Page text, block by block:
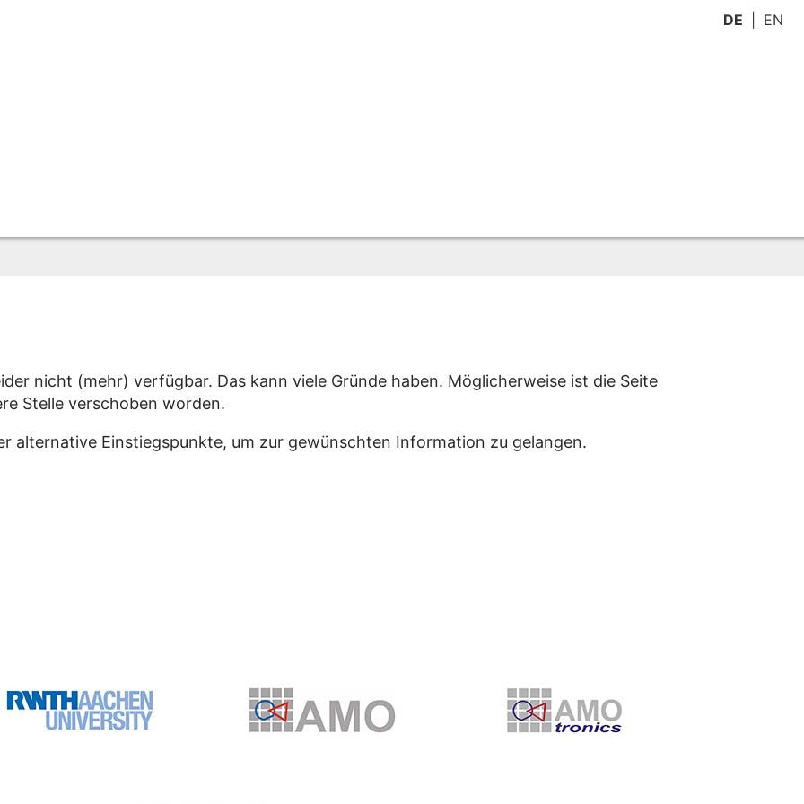
DE EN
nicht (mehr) verfügbar. Das kann viele Gründe haben. Möglicherweise ist die Seite
Stelle verschoben worden.
alternative Einstiegspunkte, um zur gewünschten Information zu gelangen.